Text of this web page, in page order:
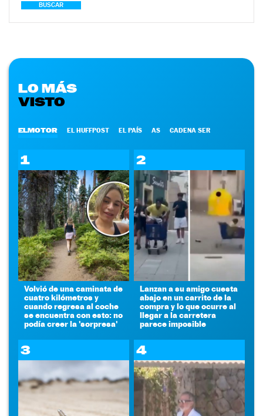
BUSCAR
LO MÁS
VISTO
ELMOTOR EL HUFFPOST EL PAÍS AS CADENA SER
1
Volvió de una caminata de
cuatro kilómetros y
cuando regresa al coche
se encuentra con esto: no
podía creer la 'sorpresa'
2
Lanzan a su amigo cuesta
abajo en un carrito de la
compra y lo que ocurre al
llegar a la carretera
parece imposible
3 4